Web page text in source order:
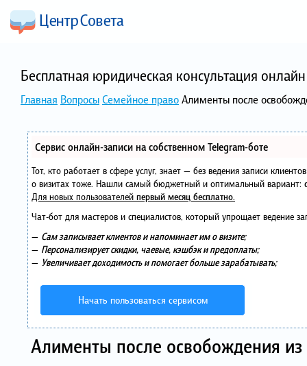
Бесплатная юридическая консультация
Главная ВопросыСемейное правоАлименты после
Сервис онлайн-записи на собственном Telegram-боте
Тот, кто работает в сфере услуг, знает — без ведения записи
о визитах тоже. Нашли самый бюджетный и оптимальный вариант:
Для новых пользователей первый месяц бесплатно.
Чат-бот для мастеров и специалистов, который упрощает ведение
— Сам записывает клиентов и напоминает им о визите;
— Персонализирует скидки, чаевые, кэшбэк и предоплаты;
— Увеличивает доходимость и помогает больше зарабатывать;
Начать пользоваться сервисом
Алименты после освобождения